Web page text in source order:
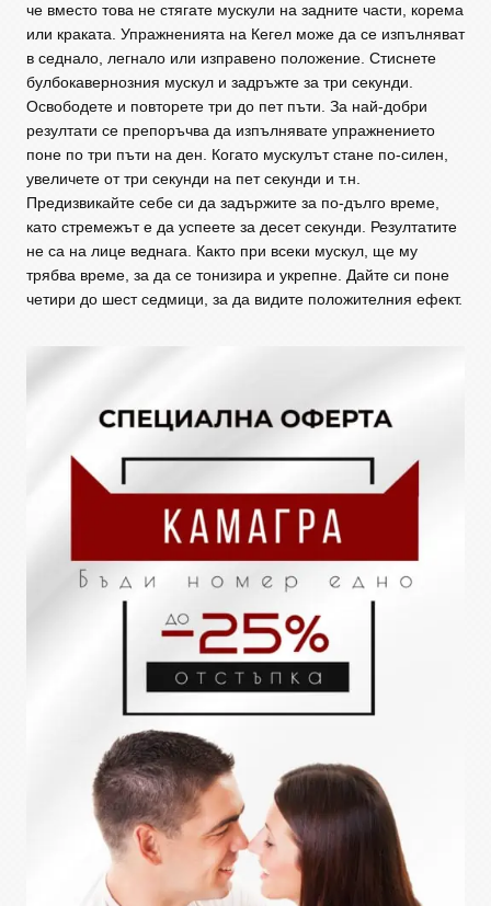
че вместо това не стягате мускули на задните части, корема
или краката. Упражненията на Кегел може да се изпълняват
в седнало, легнало или изправено положение. Стиснете
булбокавернозния мускул и задръжте за три секунди.
Освободете и повторете три до пет пъти. За най-добри
резултати се препоръчва да изпълнявате упражнението
поне по три пъти на ден. Когато мускулът стане по-силен,
увеличете от три секунди на пет секунди и т.н.
Предизвикайте себе си да задържите за по-дълго време,
като стремежът е да успеете за десет секунди. Резултатите
не са на лице веднага. Както при всеки мускул, ще му
трябва време, за да се тонизира и укрепне. Дайте си поне
четири до шест седмици, за да видите положителния ефект.